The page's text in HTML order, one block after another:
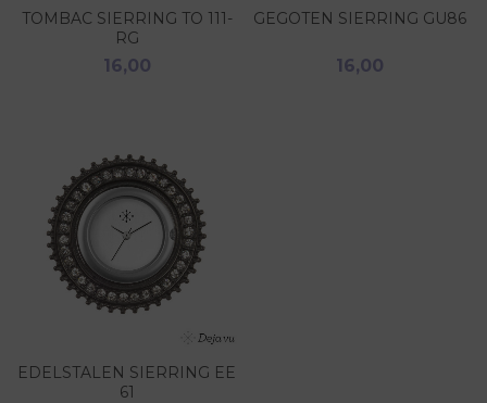
TOMBAC SIERRING TO 111-
RG
16,00
GEGOTEN SIERRING GU86
16,00
EDELSTALEN SIERRING EE
61